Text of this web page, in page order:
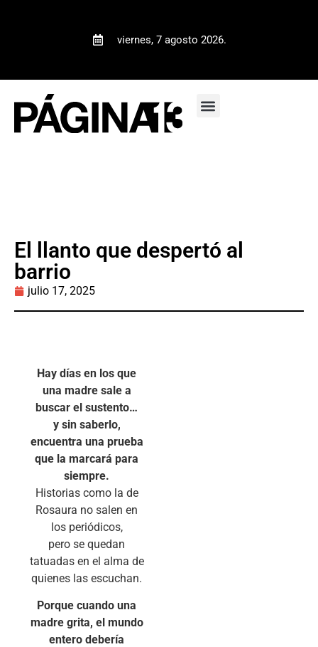
viernes, 7 agosto 2026.
El llanto que despertó al
barrio
julio 17, 2025
Hay días en los que
una madre sale a
buscar el sustento…
y sin saberlo,
encuentra una prueba
que la marcará para
siempre.
Historias como la de
Rosaura no salen en
los periódicos,
pero se quedan
tatuadas en el alma de
quienes las escuchan.
Porque cuando una
madre grita, el mundo
entero debería